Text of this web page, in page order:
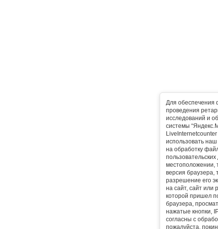
Для обеспечения
проведения
исследований и
системы
использовать
на обработку
местоположении,
версия браузера,
разрешение его
на сайт, сайт или
которой пришел
браузера,
нажатые кнопки,
согласны с
пожалуйста,